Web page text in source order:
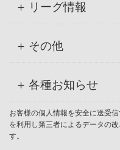
リーグ情報
その他
各種お知らせ
お客様の個人情報を安全に送受
を利用し第三者によるデータの
す。